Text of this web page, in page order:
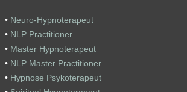
• Neuro-Hypnoterapeut
• NLP Practitioner
• Master Hypnoterapeut
• NLP Master Practitioner
• Hypnose Psykoterapeut